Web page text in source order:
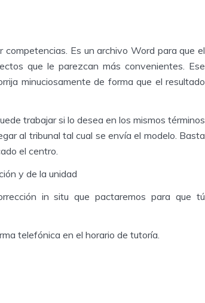
Es un archivo Word para que el
que le parezcan más convenientes. Ese
minuciosamente de forma que el resultado
trabajar si lo desea en los mismos términos
al tribunal tal cual se envía el modelo. Basta
el centro.
y de la unidad
in situ que pactaremos para que tú
telefónica en el horario de tutoría.